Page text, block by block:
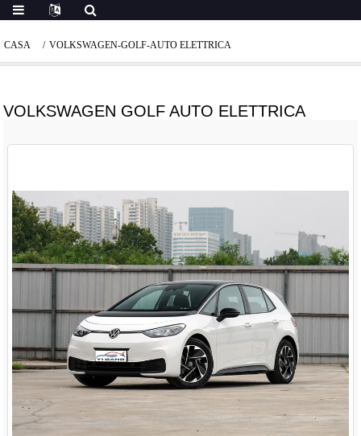
CASA VOLKSWAGEN-GOLF-AUTO ELETTRICA
VOLKSWAGEN GOLF AUTO ELETTRICA